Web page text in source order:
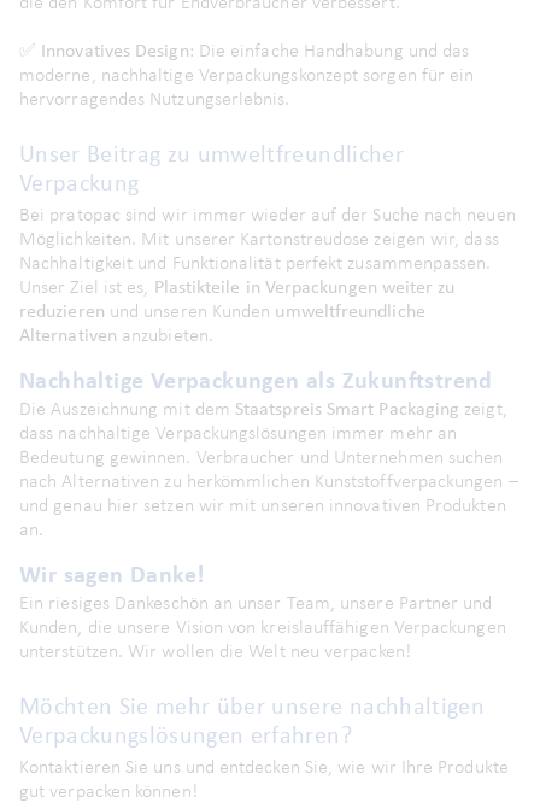
✅ Innovatives Design: Die einfache Handhabung und das
moderne, nachhaltige Verpackungskonzept sorgen für ein
hervorragendes Nutzungserlebnis.
Unser Beitrag zu umweltfreundlicher
Verpackung
Bei pratopac sind wir immer wieder auf der Suche nach neuen
Möglichkeiten. Mit unserer Kartonstreudose zeigen wir, dass
Nachhaltigkeit und Funktionalität perfekt zusammenpassen.
Unser Ziel ist es, Plastikteile in Verpackungen weiter zu
reduzieren und unseren Kunden umweltfreundliche
Alternativen anzubieten.
Nachhaltige Verpackungen als Zukunftstrend
Die Auszeichnung mit dem Staatspreis Smart Packaging zeigt,
dass nachhaltige Verpackungslösungen immer mehr an
Bedeutung gewinnen. Verbraucher und Unternehmen suchen
nach Alternativen zu herkömmlichen Kunststoffverpackungen –
und genau hier setzen wir mit unseren innovativen Produkten
an.
Wir sagen Danke!
Ein riesiges Dankeschön an unser Team, unsere Partner und
Kunden, die unsere Vision von kreislauffähigen Verpackungen
unterstützen. Wir wollen die Welt neu verpacken!
Möchten Sie mehr über unsere nachhaltigen
Verpackungslösungen erfahren?
Kontaktieren Sie uns und entdecken Sie, wie wir Ihre Produkte
gut verpacken können!